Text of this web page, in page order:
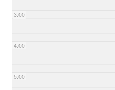
3:00
4:00
5:00